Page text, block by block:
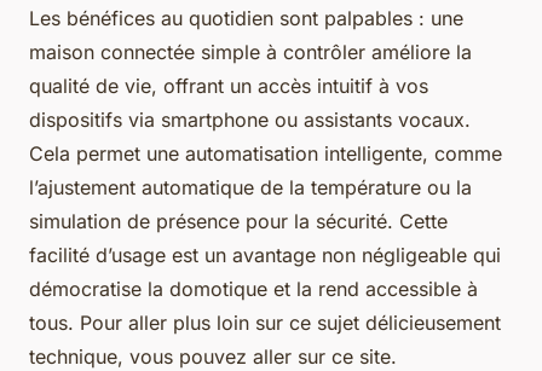
Les bénéfices au quotidien sont palpables : une
maison connectée simple à contrôler améliore la
qualité de vie, offrant un accès intuitif à vos
dispositifs via smartphone ou assistants vocaux.
Cela permet une automatisation intelligente, comme
l’ajustement automatique de la température ou la
simulation de présence pour la sécurité. Cette
facilité d’usage est un avantage non négligeable qui
démocratise la domotique et la rend accessible à
tous. Pour aller plus loin sur ce sujet délicieusement
technique, vous pouvez aller sur ce site.